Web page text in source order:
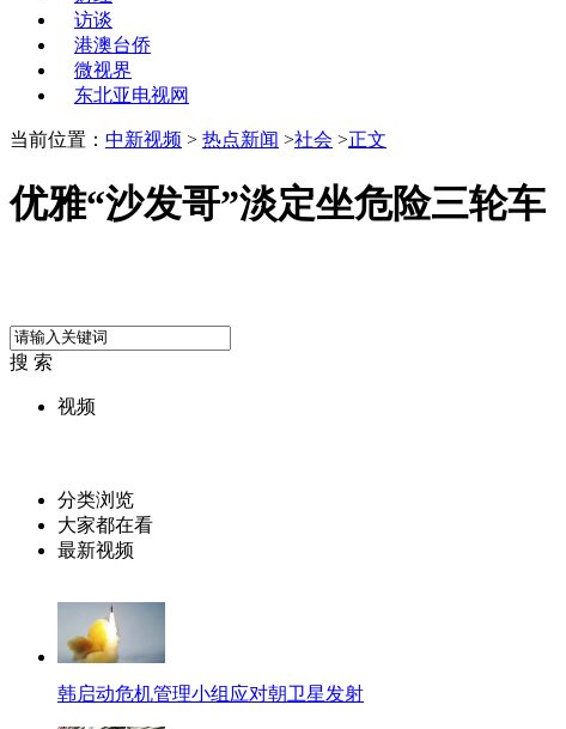
访谈
港澳台侨
微视界
东北亚电视网
当前位置： 中新视频 > 热点新闻 >社会 >正文
优雅“沙发哥”淡定坐危险三轮车
搜 索
视频
分类浏览
大家都在看
最新视频
韩启动危机管理小组应对朝卫星发射